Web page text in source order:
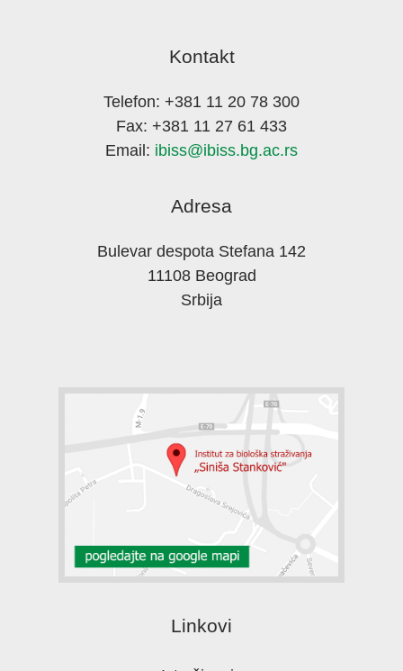
Kontakt
Telefon: +381 11 20 78 300
Fax: +381 11 27 61 433
Email: ibiss@ibiss.bg.ac.rs
Adresa
Bulevar despota Stefana 142
11108 Beograd
Srbija
Linkovi